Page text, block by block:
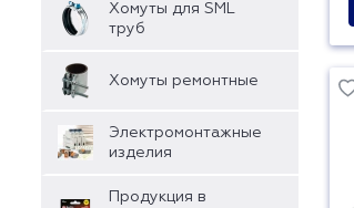
Хомуты для SML
труб
Хомуты ремонтные
Электромонтажные
изделия
Продукция в